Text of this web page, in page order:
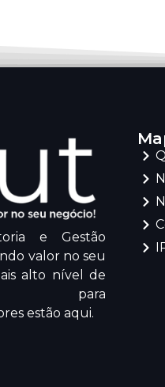
e Gestão
valor no seu
alto nível de
para
estão aqui.